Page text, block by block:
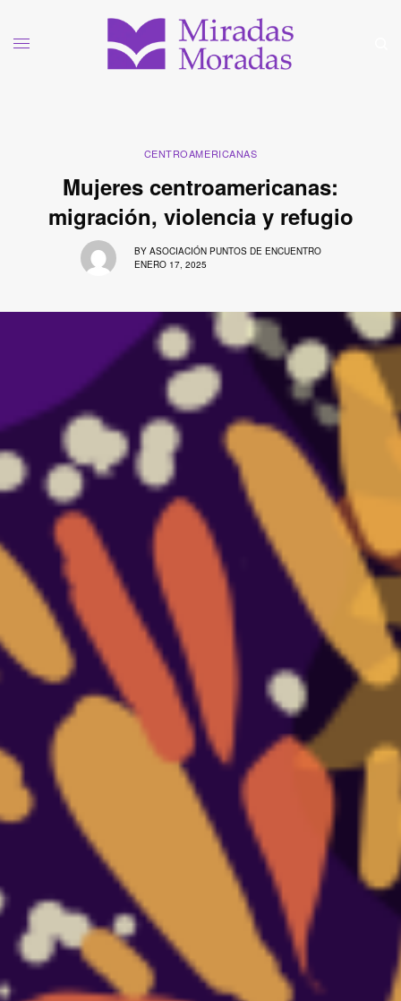
CENTROAMERICANAS
Mujeres centroamericanas:
migración, violencia y refugio
BY ASOCIACIÓN PUNTOS DE ENCUENTRO
ENERO 17, 2025